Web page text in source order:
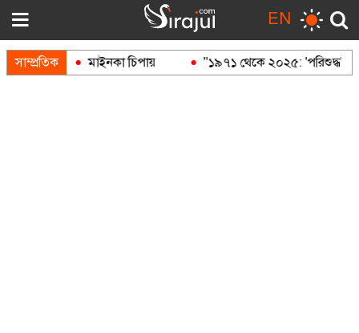
EN
সাম্প্রতিক মাইনকা চিপায় "১৯৭১ থেকে ২০২৫: 'পরিশুদ্ধ'